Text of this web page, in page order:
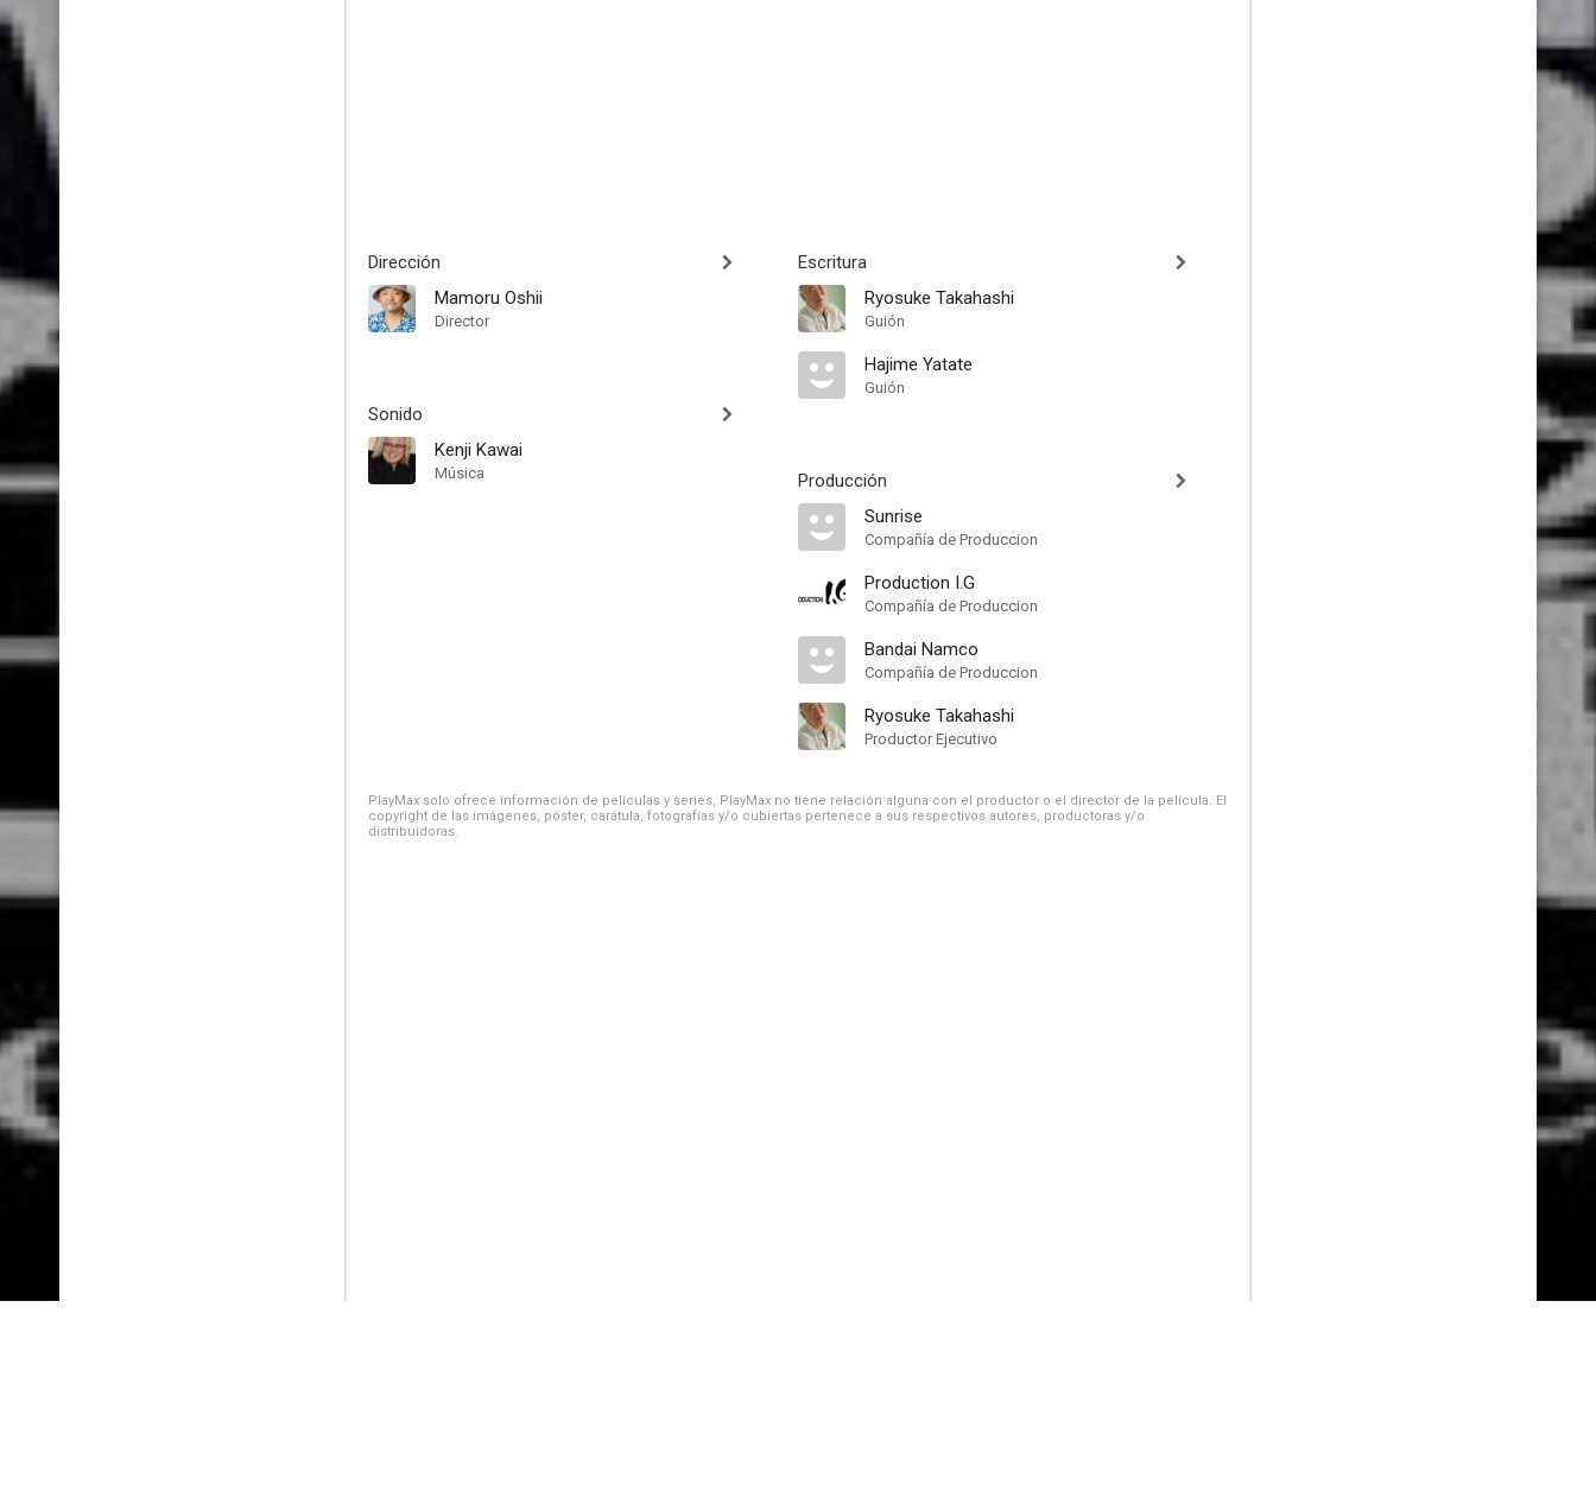
Dirección
Mamoru Oshii
Director
Sonido
Kenji Kawai
Música
Escritura
Ryosuke Takahashi
Guión
Hajime Yatate
Guión
Producción
Sunrise
Compañía de Produccion
Production I.G
Compañía de Produccion
Bandai Namco
Compañía de Produccion
Ryosuke Takahashi
Productor Ejecutivo
PlayMax solo ofrece información de películas y series, PlayMax no tiene relación alguna con el productor o el director de la película. El
copyright de las imágenes, póster, carátula, fotografías y/o cubiertas pertenece a sus respectivos autores, productoras y/o
distribuidoras.